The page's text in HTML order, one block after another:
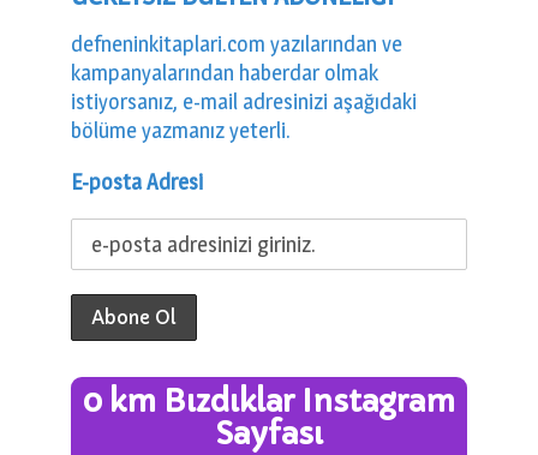
defneninkitaplari.com yazılarından ve
kampanyalarından haberdar olmak
istiyorsanız, e-mail adresinizi aşağıdaki
bölüme yazmanız yeterli.
E-posta Adresi
0 km Bızdıklar Instagram
Sayfası